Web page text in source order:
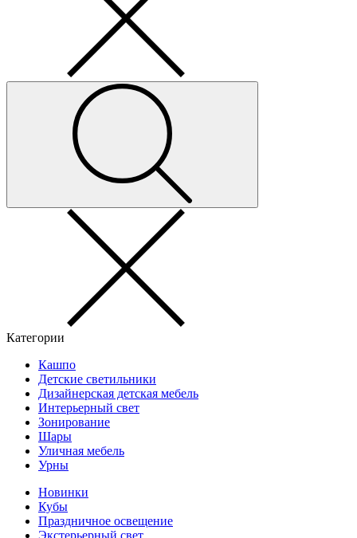
Категории
Кашпо
Детские светильники
Дизайнерская детская мебель
Интерьерный свет
Зонирование
Шары
Уличная мебель
Урны
Новинки
Кубы
Праздничное освещение
Экстерьерный свет